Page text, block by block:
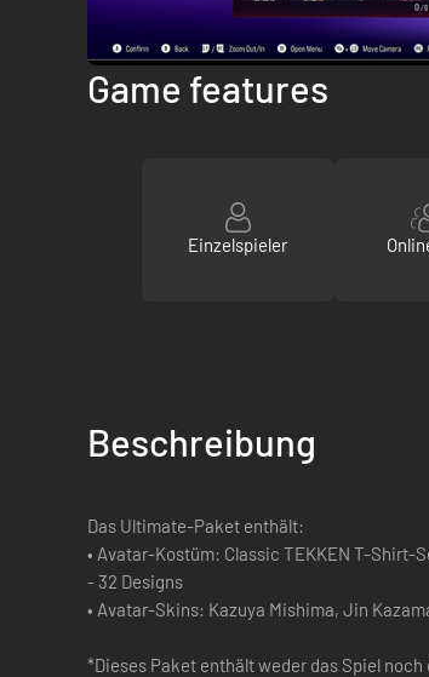
Game features
Einzelspieler
Beschreibung
Das Ultimate-Paket enthält:
• Avatar-Kostüm: Classic TEKKEN T-Shirt-
- 32 Designs
• Avatar-Skins: Kazuya Mishima, Jin
*Dieses Paket enthält weder das Spiel